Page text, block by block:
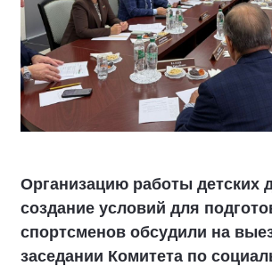
Организацию работы детских
создание условий для
спортсменов обсудили на
заседании Комитета по